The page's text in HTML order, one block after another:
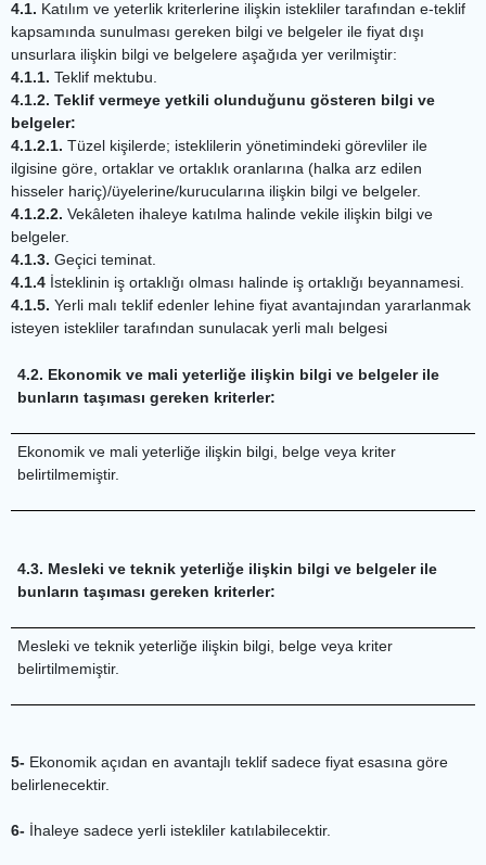
4.1. Katılım ve yeterlik kriterlerine ilişkin istekliler tarafından e-teklif
kapsamında sunulması gereken bilgi ve belgeler ile fiyat dışı
unsurlara ilişkin bilgi ve belgelere aşağıda yer verilmiştir:
4.1.1. Teklif mektubu.
4.1.2. Teklif vermeye yetkili olunduğunu gösteren bilgi ve
belgeler:
4.1.2.1. Tüzel kişilerde; isteklilerin yönetimindeki görevliler ile
ilgisine göre, ortaklar ve ortaklık oranlarına (halka arz edilen
hisseler hariç)/üyelerine/kurucularına ilişkin bilgi ve belgeler.
4.1.2.2. Vekâleten ihaleye katılma halinde vekile ilişkin bilgi ve
belgeler.
4.1.3. Geçici teminat.
4.1.4 İsteklinin iş ortaklığı olması halinde iş ortaklığı beyannamesi.
4.1.5. Yerli malı teklif edenler lehine fiyat avantajından yararlanmak
isteyen istekliler tarafından sunulacak yerli malı belgesi
4.2. Ekonomik ve mali yeterliğe ilişkin bilgi ve belgeler ile
bunların taşıması gereken kriterler:
Ekonomik ve mali yeterliğe ilişkin bilgi, belge veya kriter
belirtilmemiştir.
4.3. Mesleki ve teknik yeterliğe ilişkin bilgi ve belgeler ile
bunların taşıması gereken kriterler:
Mesleki ve teknik yeterliğe ilişkin bilgi, belge veya kriter
belirtilmemiştir.
5- Ekonomik açıdan en avantajlı teklif sadece fiyat esasına göre
belirlenecektir.
6- İhaleye sadece yerli istekliler katılabilecektir.